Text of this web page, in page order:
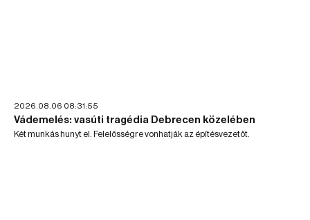
2026.08.06 08:31:55
Vádemelés: vasúti tragédia Debrecen közelében
Két munkás hunyt el. Felelősségre vonhatják az építésvezetőt.